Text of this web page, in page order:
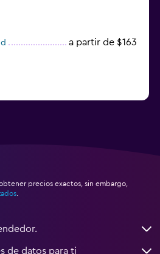
a partir de $163
precios exactos, sin embargo,
de datos para ti